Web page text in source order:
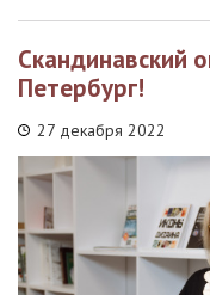
Скандинавский
Петербург!
27 декабря 2022